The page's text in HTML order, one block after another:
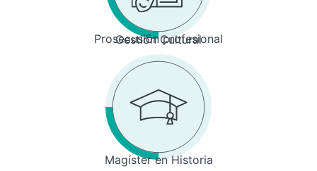
Prosecusión profesional
Gestión Cultural
Magíster en Historia